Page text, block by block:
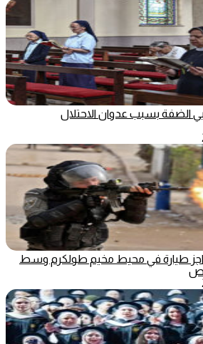
الضفة بسبب عدوان الاحتلال
طيارة في محيط مخيم طولكرم وسط